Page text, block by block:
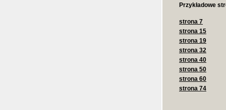
Przykładowe
strona 7
strona 15
strona 19
strona 32
strona 40
strona 50
strona 60
strona 74